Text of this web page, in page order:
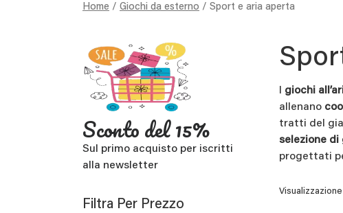
Home / Giochi da esterno / Sport e aria aperta
Sconto del 15%
Sul primo acquisto per iscritti
alla newsletter
Filtra Per Prezzo
I giochi
allenano
tratti del
selezione
progettati